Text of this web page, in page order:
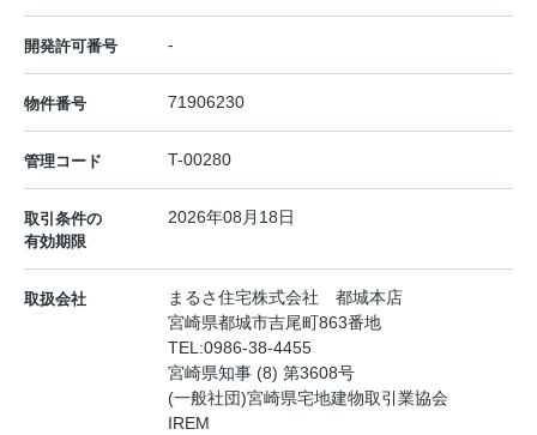
開発許可番号 -
物件番号 71906230
管理コード T-00280
取引条件の
有効期限
2026年08月18日
取扱会社
まるさ住宅株式会社 都城本店
宮崎県都城市吉尾町863番地
TEL:0986-38-4455
宮崎県知事 (8) 第3608号
(一般社団)宮崎県宅地建物取引業協会
IREM